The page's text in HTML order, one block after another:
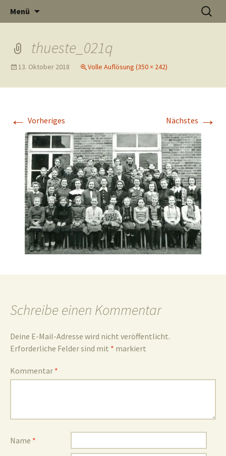
Thüste im
Internet
und
aus
und
Menü
Suchen
nach:
thueste_021q
13. Oktober 2018 Volle Auflösung (350 × 242)
← Vorheriges Nächstes →
Schreibe einen Kommentar
Deine E-Mail-Adresse wird nicht veröffentlicht.
Erforderliche Felder sind mit * markiert
Kommentar *
Name *